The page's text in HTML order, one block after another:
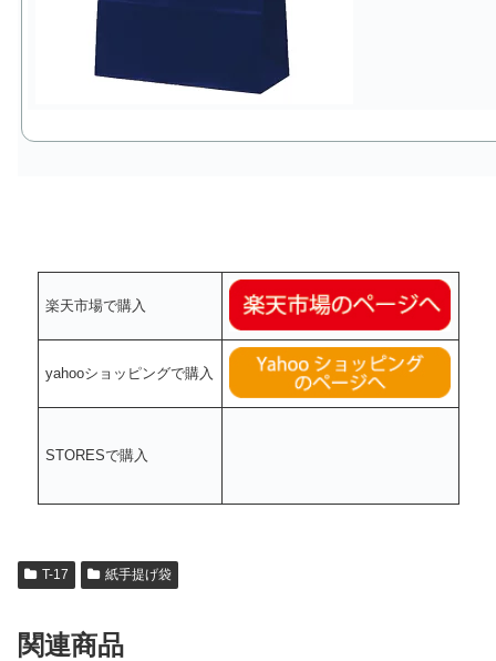
楽天市場で購入
yahooショッピングで購入
STORESで購入
T-17 紙手提げ袋
関連商品